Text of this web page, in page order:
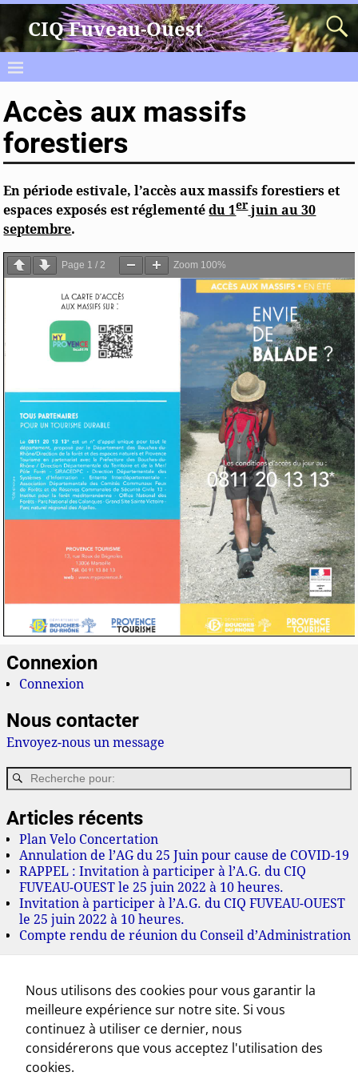
CIQ Fuveau-Ouest
Accès aux massifs
forestiers
En période estivale, l’accès aux massifs forestiers et
espaces exposés est réglementé du 1erjuin au 30
septembre.
Page 1 / 2 Zoom 100%
Connexion
Connexion
Nous contacter
Envoyez-nous un message
Articles récents
Plan Velo Concertation
Annulation de l’AG du 25 Juin pour cause de COVID-19
RAPPEL : Invitation à participer à l’A.G. du CIQ
FUVEAU-OUEST le 25 juin 2022 à 10 heures.
Invitation à participer à l’A.G. du CIQ FUVEAU-OUEST
le 25 juin 2022 à 10 heures.
Compte rendu de réunion du Conseil d’Administration
juillet 2022
juin 2022
mai 2022
mars 2022
novembre 2021
Nous utilisons des cookies pour vous garantir la
meilleure expérience sur notre site. Si vous
continuez à utiliser ce dernier, nous
considérerons que vous acceptez l'utilisation des
cookies.